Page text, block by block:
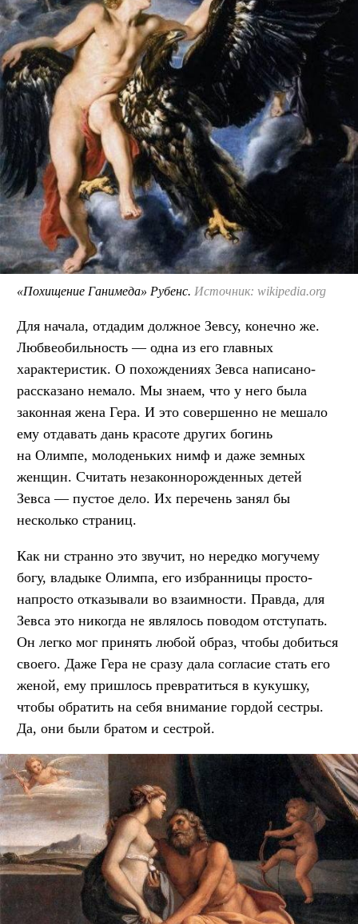
«Похищение Ганимеда» Рубенс. Источник: wikipedia.org
Для начала, отдадим должное Зевсу, конечно же.
Любвеобильность — одна из его главных
характеристик. О похождениях Зевса написано-
рассказано немало. Мы знаем, что у него была
законная жена Гера. И это совершенно не мешало
ему отдавать дань красоте других богинь
на Олимпе, молоденьких нимф и даже земных
женщин. Считать незаконнорожденных детей
Зевса — пустое дело. Их перечень занял бы
несколько страниц.
Как ни странно это звучит, но нередко могучему
богу, владыке Олимпа, его избранницы просто-
напросто отказывали во взаимности. Правда, для
Зевса это никогда не являлось поводом отступать.
Он легко мог принять любой образ, чтобы добиться
своего. Даже Гера не сразу дала согласие стать его
женой, ему пришлось превратиться в кукушку,
чтобы обратить на себя внимание гордой сестры.
Да, они были братом и сестрой.